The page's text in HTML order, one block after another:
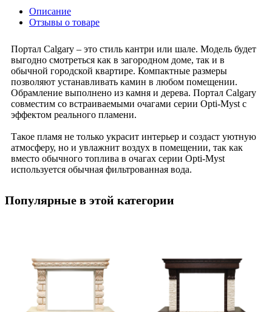
Описание
Отзывы о товаре
Портал Calgary – это стиль кантри или шале. Модель будет
выгодно смотреться как в загородном доме, так и в
обычной городской квартире. Компактные размеры
позволяют устанавливать камин в любом помещении.
Обрамление выполнено из камня и дерева. Портал Calgary
совместим со встраиваемыми очагами серии Opti-Myst с
эффектом реального пламени.
Такое пламя не только украсит интерьер и создаст уютную
атмосферу, но и увлажнит воздух в помещении, так как
вместо обычного топлива в очагах серии Opti-Myst
используется обычная фильтрованная вода.
Популярные в этой категории